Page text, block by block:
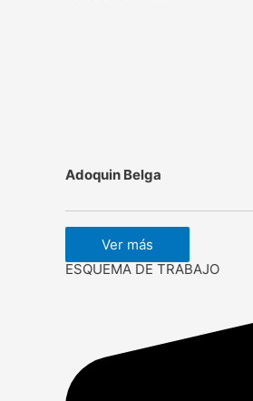
Adoquin Belga
Ver más
ESQUEMA DE TRABAJO